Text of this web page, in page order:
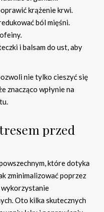
krążenie krwi.
ból mięśni.
i balsam do ust, aby
nie tylko cieszyć się
znacząco wpłynie na
przed
które dotyka
zminimalizować poprzez
Oto kilka skutecznych